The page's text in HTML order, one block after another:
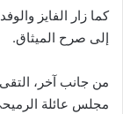
كما زار الفايز
إلى صرح الميثاق.
من جانب آخر، التقى
مجلس عائلة